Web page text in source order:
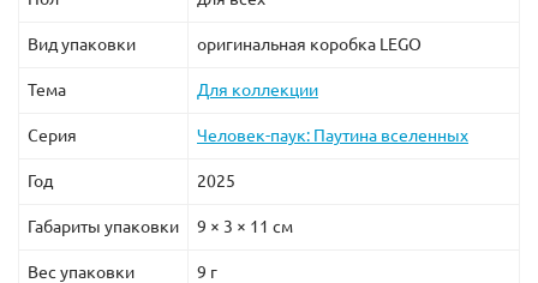
Вид упаковки оригинальная коробка LEGO
Тема Для коллекции
Серия Человек-паук: Паутина вселенных
Год 2025
Габариты упаковки 9 × 3 × 11 см
Вес упаковки 9 г